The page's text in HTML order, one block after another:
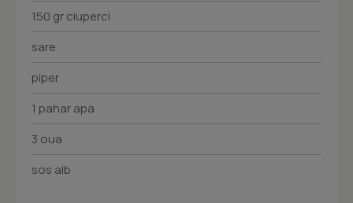
150 gr ciuperci
sare
piper
1 pahar apa
3 oua
sos alb